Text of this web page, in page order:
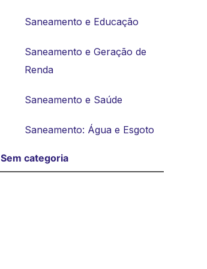
Saneamento e Educação
Saneamento e Geração de
Renda
Saneamento e Saúde
Saneamento: Água e Esgoto
Sem categoria